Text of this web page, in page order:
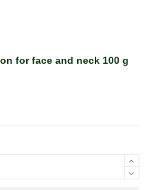
for face and neck 100 g